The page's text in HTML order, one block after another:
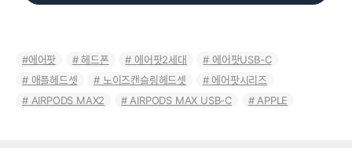
에어팟 헤드폰 에어팟2세대
에어팟USB-C
애플헤드셋
노이즈캔슬링헤드셋
에어팟시리즈
AIRPODS MAX2
AIRPODS MAX USB-C APPLE